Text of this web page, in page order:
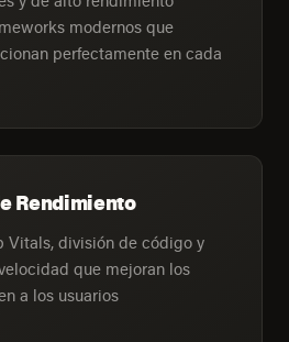
modernos que
perfectamente en cada
Rendimiento
Vitals, división de código y
que mejoran los
a los usuarios